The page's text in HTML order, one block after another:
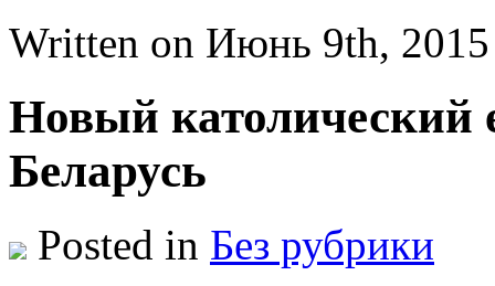
Written on Июнь 9th,
Новый католический
Беларусь
Posted in Без рубрики